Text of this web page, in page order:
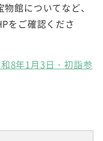
館についてなど、
をご確認くださ
8年1月3日・初詣参